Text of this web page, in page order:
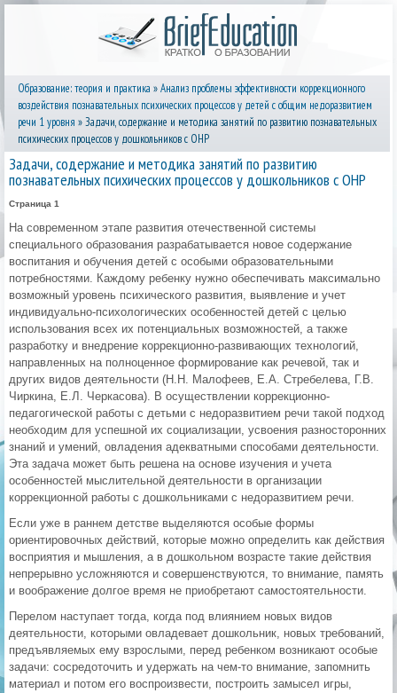
Образование: теория и практика »Анализ проблемы эффективности коррекционного
воздействия познавательных психических процессов у детей с общим недоразвитием
речи 1 уровня » Задачи, содержание и методика занятий по развитию познавательных
психических процессов у дошкольников с ОНР
Задачи, содержание и методика занятий по развитию
познавательных психических процессов у дошкольников с ОНР
Страница 1
На современном этапе развития отечественной системы
специального образования разрабатывается новое содержание
воспитания и обучения детей с особыми образовательными
потребностями. Каждому ребенку нужно обеспечивать максимально
возможный уровень психического развития, выявление и учет
индивидуально-психологических особенностей детей с целью
использования всех их потенциальных возможностей, а также
разработку и внедрение коррекционно-развивающих технологий,
направленных на полноценное формирование как речевой, так и
других видов деятельности (Н.Н. Малофеев, Е.А. Стребелева, Г.В.
Чиркина, Е.Л. Черкасова). В осуществлении коррекционно-
педагогической работы с детьми с недоразвитием речи такой подход
необходим для успешной их социализации, усвоения разносторонних
знаний и умений, овладения адекватными способами деятельности.
Эта задача может быть решена на основе изучения и учета
особенностей мыслительной деятельности в организации
коррекционной работы с дошкольниками с недоразвитием речи.
Если уже в раннем детстве выделяются особые формы
ориентировочных действий, которые можно определить как действия
восприятия и мышления, а в дошкольном возрасте такие действия
непрерывно усложняются и совершенствуются, то внимание, память
и воображение долгое время не приобретают самостоятельности.
Перелом наступает тогда, когда под влиянием новых видов
деятельности, которыми овладевает дошкольник, новых требований,
предъявляемых ему взрослыми, перед ребенком возникают особые
задачи: сосредоточить и удержать на чем-то внимание, запомнить
материал и потом его воспроизвести, построить замысел игры,